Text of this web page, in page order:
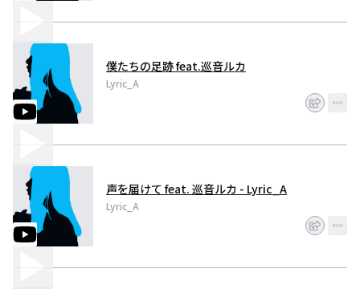
僕たちの足跡 feat.巡音ルカ
Lyric_A
声を届けて feat. 巡音ルカ - Lyric_A
Lyric_A